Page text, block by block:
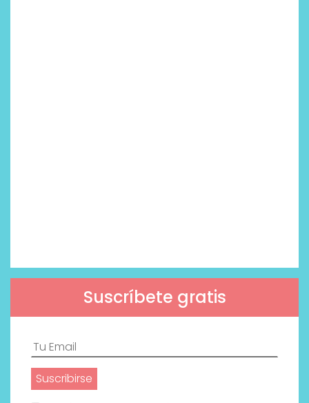
Suscríbete gratis